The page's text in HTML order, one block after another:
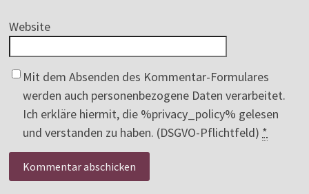
Website
Mit dem Absenden des Kommentar-Formulares
werden auch personenbezogene Daten verarbeitet.
Ich erkläre hiermit, die %privacy_policy% gelesen
und verstanden zu haben. (DSGVO-Pflichtfeld) *